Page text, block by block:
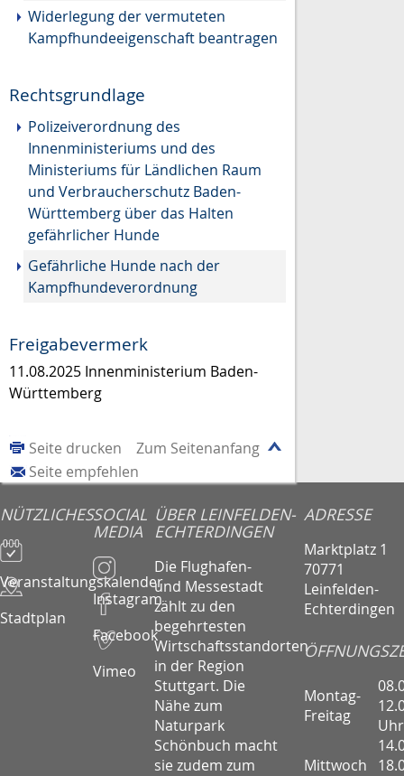
Widerlegung der vermuteten
Kampfhundeeigenschaft beantragen
Rechtsgrundlage
Polizeiverordnung des
Innenministeriums und des
Ministeriums für Ländlichen Raum
und Verbraucherschutz Baden-
Württemberg über das Halten
gefährlicher Hunde
Gefährliche Hunde nach der
Kampfhundeverordnung
Freigabevermerk
11.08.2025 Innenministerium Baden-
Württemberg
Zum Seitenanfang
Seite drucken
Seite empfehlen
NÜTZLICHES
Veranstaltungskalender
Stadtplan
SOCIAL
MEDIA
Instagram
Facebook
Vimeo
ÜBER LEINFELDEN-
ECHTERDINGEN
Die Flughafen-
und Messestadt
zählt zu den
begehrtesten
Wirtschaftsstandorten
in der Region
Stuttgart. Die
Nähe zum
Naturpark
Schönbuch macht
sie zudem zum
ADRESSE
Marktplatz 1
70771
Leinfelden-
Echterdingen
Montag-
Freitag
Uhr
Mittwoch